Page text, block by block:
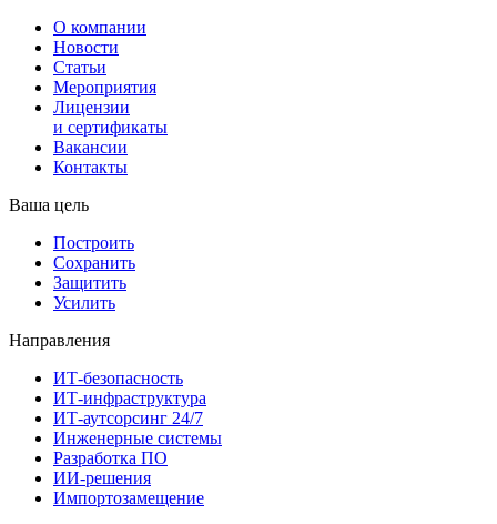
О компании
Новости
Статьи
Мероприятия
Лицензии
и сертификаты
Вакансии
Контакты
Ваша цель
Построить
Сохранить
Защитить
Усилить
Направления
ИТ-безопасность
ИТ-инфраструктура
ИТ-аутсорсинг 24/7
Инженерные системы
Разработка ПО
ИИ-решения
Импортозамещение